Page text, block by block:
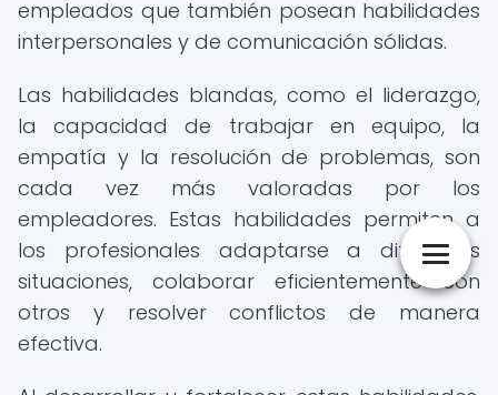
empleados que también posean habilidades
interpersonales y de comunicación sólidas.
Las habilidades blandas, como el liderazgo,
la capacidad de trabajar en equipo, la
empatía y la resolución de problemas, son
cada vez más valoradas por los
empleadores. Estas habilidades permiten a
los profesionales adaptarse a diferentes
situaciones, colaborar eficientemente con
otros y resolver conflictos de manera
efectiva.